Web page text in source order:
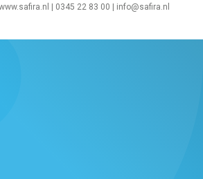
| 0345 22 83 00 | info@safira.nl